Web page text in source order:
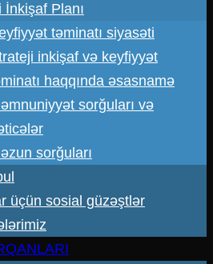
İnkişaf Planı
təminatı siyasəti
inkişaf və keyfiyyət
haqqında əsasnamə
sorğuları və
sorğuları
üçün sosial güzəştlər